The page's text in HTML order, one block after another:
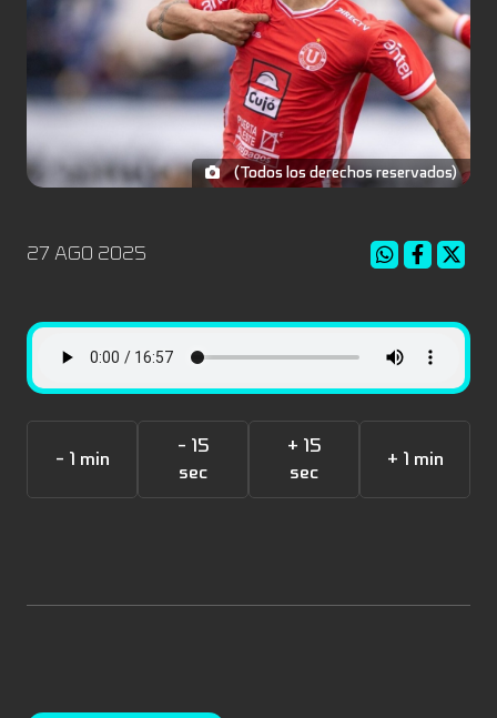
(Todos los derechos reservados)
27 AGO 2025
- 1 min
- 15
sec
+ 15
sec
+ 1 min